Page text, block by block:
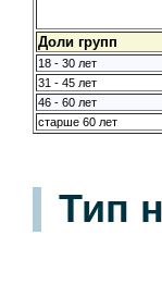
Доли групп
18 - 30 лет
31 - 45 лет
46 - 60 лет
старше 60 лет
Тип